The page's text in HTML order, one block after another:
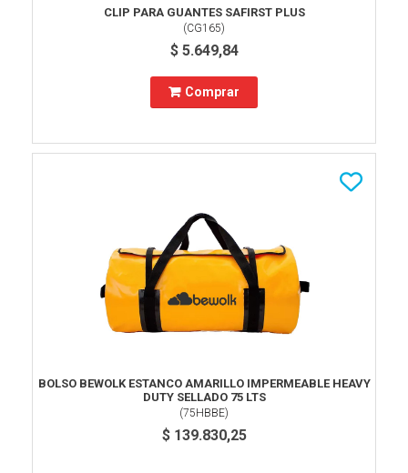
CLIP PARA GUANTES SAFIRST PLUS
(CG165)
$ 5.649,84
Comprar
BOLSO BEWOLK ESTANCO AMARILLO IMPERMEABLE HEAVY
DUTY SELLADO 75 LTS
(75HBBE)
$ 139.830,25